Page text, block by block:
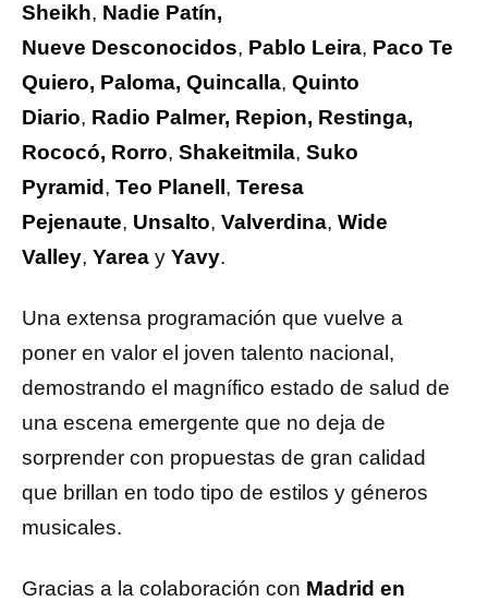
Sheikh, Nadie Patín,
Nueve Desconocidos, Pablo Leira, Paco Te
Quiero, Paloma, Quincalla, Quinto
Diario, Radio Palmer, Repion, Restinga,
Rococó, Rorro, Shakeitmila, Suko
Pyramid , Teo Planell , Teresa
Pejenaute, Unsalto, Valverdina, Wide
Valley, Yarea y Yavy.
Una extensa programación que vuelve a
poner en valor el joven talento nacional,
demostrando el magnífico estado de salud de
una escena emergente que no deja de
sorprender con propuestas de gran calidad
que brillan en todo tipo de estilos y géneros
musicales.
Gracias a la colaboración con Madrid en